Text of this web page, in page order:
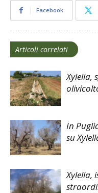
Facebook
Articoli correlati
Xylella,
In
su
Xylella,